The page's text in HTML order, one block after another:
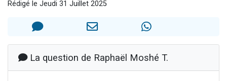
2 nouvelles musiques dans Torah-Box Music
4 personnes viennent de nous rejoindre sur WhatsApp
Rédigé le Jeudi 31 Juillet 2025
La question de Raphaël Moshé T.